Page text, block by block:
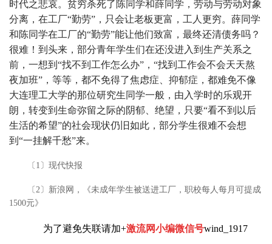
时代之悲哀。贫穷杀死了陈同学和薛同学，劳动与劳动对象
分离，在工厂“勤劳”，只会让老板更富，工人更穷。薛同学
和陈同学在工厂的“勤劳”能让他们致富，最终还清债务吗？
很难！到头来，部分青年学生们在还没进入到生产关系之
前，一想到“找不到工作怎么办”，“找到工作会不会天天熬
夜加班”，等等，都不免得了焦虑症、抑郁症，都难免不像
大连理工大学的那位研究生同学一般，由入学时的乐观开
朗，转变到生命弥留之际的阴郁、绝望，只要“看不到以后
生活的希望”的社会现状仍旧如此，部分学生很难不会想
到“一挂解千愁”来。
〔1〕现代快报
〔2〕新浪网，《未成年学生被送进工厂，职校每人每月可提成
1500元》
为了避免失联请加+激流网小编微信号wind_1917